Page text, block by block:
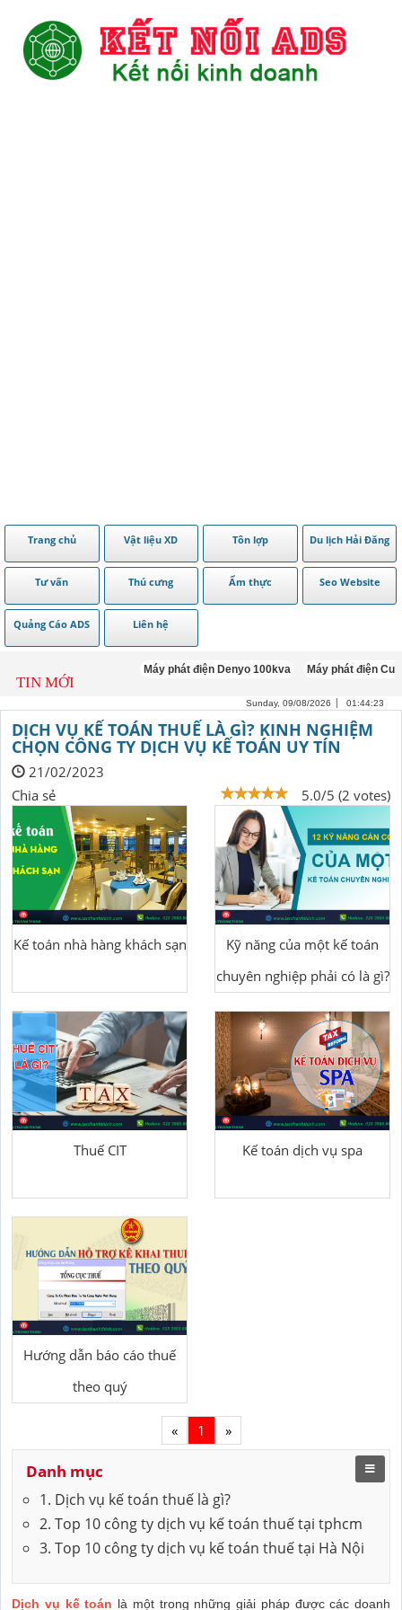
Trang chủ Vật liệu XD Tôn lợp Du lịch Hải Đăng
Tư vấn Thú cưng Ẩm thực Seo Website
Quảng Cáo ADS Liên hệ
TIN MỚI
Máy phát điện Denyo 100kva Máy phát điện Cummins
Sunday, 09/08/2026 01:44:25
DỊCH VỤ KẾ TOÁN THUẾ LÀ GÌ? KINH NGHIỆM
CHỌN CÔNG TY DỊCH VỤ KẾ TOÁN UY TÍN
21/02/2023
5.0/5 (2 votes)
Chia sẻ
Kế toán nhà hàng khách sạn
Kỹ năng của một kế toán
chuyên nghiệp phải có là gì?
Thuế CIT Kế toán dịch vụ spa
Hướng dẫn báo cáo thuế
theo quý
« 1 »
Danh mục
1. Dịch vụ kế toán thuế là gì?
2. Top 10 công ty dịch vụ kế toán thuế tại tphcm
3. Top 10 công ty dịch vụ kế toán thuế tại Hà Nội
Dịch vụ kế toán là một trong những giải pháp được các doanh